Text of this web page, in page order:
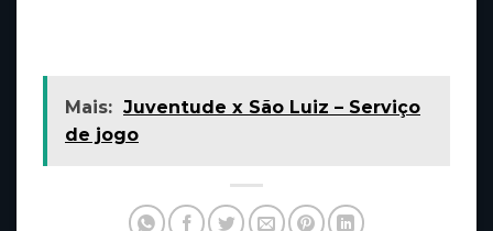
Mais: Juventude x São Luiz – Serviço
de jogo